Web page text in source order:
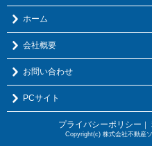
ホーム
会社概要
お問い合わせ
PCサイト
プライバシーポリシー ｜
Copyright(c) 株式会社不動産